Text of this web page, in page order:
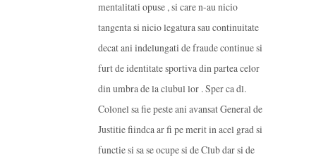
mentalitati opuse , si care n-au nicio
tangenta si nicio legatura sau continuitate
decat ani indelungati de fraude continue si
furt de identitate sportiva din partea celor
din umbra de la clubul lor . Sper ca dl.
Colonel sa fie peste ani avansat General de
Justitie fiindca ar fi pe merit in acel grad si
functie si sa se ocupe si de Club dar si de